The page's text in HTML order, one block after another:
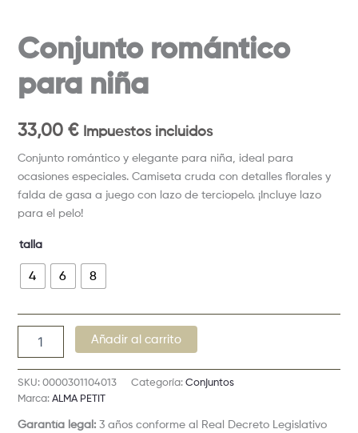
Conjunto romántico
para niña
33,00 € Impuestos incluidos
Conjunto romántico y elegante para niña, ideal para
ocasiones especiales. Camiseta cruda con detalles florales y
falda de gasa a juego con lazo de terciopelo. ¡Incluye lazo
para el pelo!
talla
4 6 8
Añadir al carrito
SKU: 0000301104013 Categoría: Conjuntos
Marca: ALMA PETIT
Garantía legal:3 años conforme al Real Decreto Legislativo